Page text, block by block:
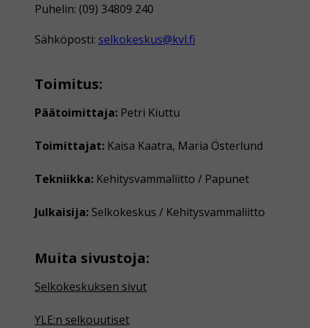
Puhelin: (09) 34809 240
Sähköposti: selkokeskus@kvl.fi
Toimitus:
Päätoimittaja: Petri Kiuttu
Toimittajat: Kaisa Kaatra, Maria Österlund
Tekniikka: Kehitysvammaliitto / Papunet
Julkaisija: Selkokeskus / Kehitysvammaliitto
Muita sivustoja:
Selkokeskuksen sivut
YLE:n selkouutiset